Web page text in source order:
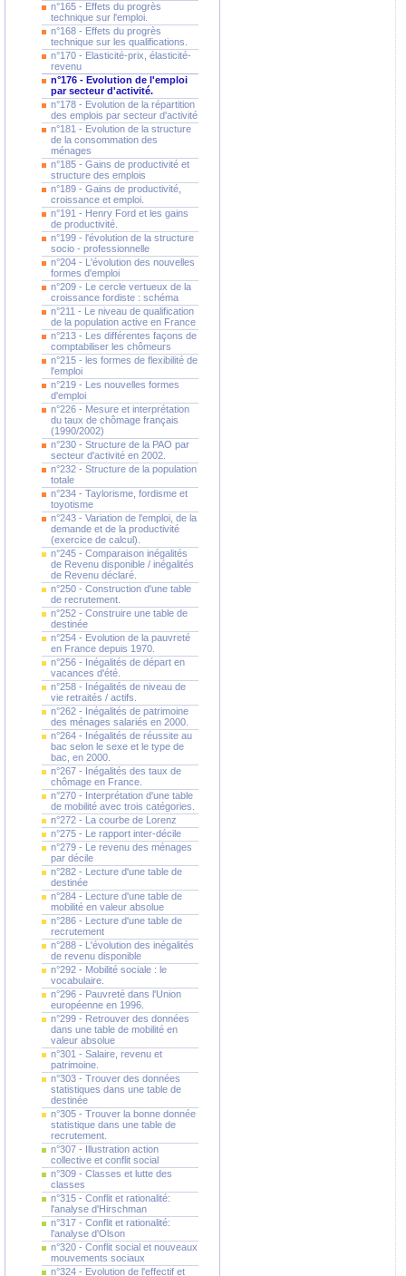
n°165 - Effets du progrès
technique sur l'emploi.
n°168 - Effets du progrès
technique sur les qualifications.
n°170 - Elasticité-prix, élasticité-
revenu
n°176 - Evolution de l'emploi
par secteur d'activité.
n°178 - Evolution de la répartition
des emplois par secteur d'activité
n°181 - Evolution de la structure
de la consommation des
ménages
n°185 - Gains de productivité et
structure des emplois
n°189 - Gains de productivité,
croissance et emploi.
n°191 - Henry Ford et les gains
de productivité.
n°199 - l'évolution de la structure
socio - professionnelle
n°204 - L'évolution des nouvelles
formes d'emploi
n°209 - Le cercle vertueux de la
croissance fordiste : schéma
n°211 - Le niveau de qualification
de la population active en France
n°213 - Les différentes façons de
comptabiliser les chômeurs
n°215 - les formes de flexibilité de
l'emploi
n°219 - Les nouvelles formes
d'emploi
n°226 - Mesure et interprétation
du taux de chômage français
(1990/2002)
n°230 - Structure de la PAO par
secteur d'activité en 2002.
n°232 - Structure de la population
totale
n°234 - Taylorisme, fordisme et
toyotisme
n°243 - Variation de l'emploi, de la
demande et de la productivité
(exercice de calcul).
n°245 - Comparaison inégalités
de Revenu disponible / inégalités
de Revenu déclaré.
n°250 - Construction d'une table
de recrutement.
n°252 - Construire une table de
destinée
n°254 - Evolution de la pauvreté
en France depuis 1970.
n°256 - Inégalités de départ en
vacances d'été.
n°258 - Inégalités de niveau de
vie retraités / actifs.
n°262 - Inégalités de patrimoine
des ménages salariés en 2000.
n°264 - Inégalités de réussite au
bac selon le sexe et le type de
bac, en 2000.
n°267 - Inégalités des taux de
chômage en France.
n°270 - Interprétation d'une table
de mobilité avec trois catégories.
n°272 - La courbe de Lorenz
n°275 - Le rapport inter-décile
n°279 - Le revenu des ménages
par décile
n°282 - Lecture d'une table de
destinée
n°284 - Lecture d'une table de
mobilité en valeur absolue
n°286 - Lecture d'une table de
recrutement
n°288 - L'évolution des inégalités
de revenu disponible
n°292 - Mobilité sociale : le
vocabulaire.
n°296 - Pauvreté dans l'Union
européenne en 1996.
n°299 - Retrouver des données
dans une table de mobilité en
valeur absolue
n°301 - Salaire, revenu et
patrimoine.
n°303 - Trouver des données
statistiques dans une table de
destinée
n°305 - Trouver la bonne donnée
statistique dans une table de
recrutement.
n°307 - Illustration action
collective et conflit social
n°309 - Classes et lutte des
classes
n°315 - Conflit et rationalité:
l'analyse d'Hirschman
n°317 - Conflit et rationalité:
l'analyse d'Olson
n°320 - Conflit social et nouveaux
mouvements sociaux
n°324 - Evolution de l'effectif et